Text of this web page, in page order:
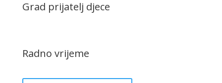
Grad prijatelj djece
Radno vrijeme